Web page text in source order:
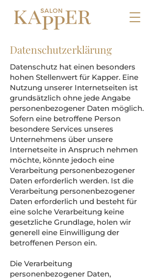
Datenschutzerklärung
Datenschutz hat einen besonders
hohen Stellenwert für Kapper. Eine
Nutzung unserer Internetseiten ist
grundsätzlich ohne jede Angabe
personenbezogener Daten möglich.
Sofern eine betroffene Person
besondere Services unseres
Unternehmens über unsere
Internetseite in Anspruch nehmen
möchte, könnte jedoch eine
Verarbeitung personenbezogener
Daten erforderlich werden. Ist die
Verarbeitung personenbezogener
Daten erforderlich und besteht für
eine solche Verarbeitung keine
gesetzliche Grundlage, holen wir
generell eine Einwilligung der
betroffenen Person ein.
Die Verarbeitung
personenbezogener Daten,